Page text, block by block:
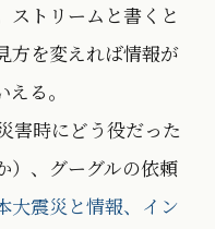
ストリームと書くと
方を変えれば情報が
る。
害時にどう役だった
）、グーグルの依頼
大震災と情報、イン